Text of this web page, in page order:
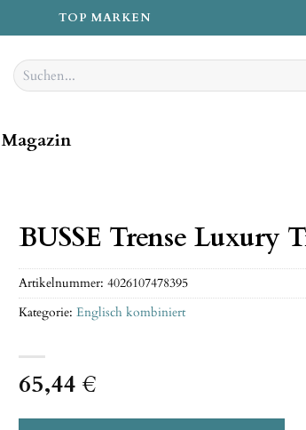
TOP MARKEN
Suchen
nach:
Magazin
BUSSE Trense Luxury
65,44 €
Artikelnummer: 4026107478395
Kategorie: Englisch kombiniert